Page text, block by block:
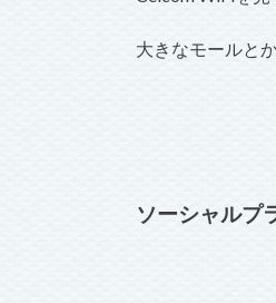
大きなモールと
ソーシャルプ